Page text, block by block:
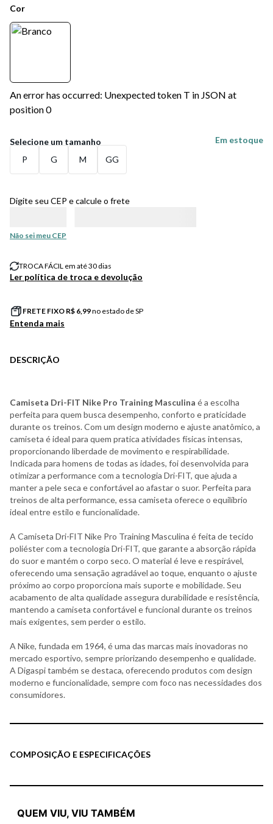
Cor
An error has occurred: Unexpected token T in JSON at
position 0
P G M GG
Em estoque
Digite seu CEP e calcule o frete
Não sei meu CEP
TROCA FÁCIL em até 30 dias
Ler política de troca e devolução
FRETE FIXO R$ 6,99no estado de SP
Entenda mais
DESCRIÇÃO
Camiseta Dri-FIT Nike Pro Training Masculina é a escolha
perfeita para quem busca desempenho, conforto e praticidade
durante os treinos. Com um design moderno e ajuste anatômico, a
camiseta é ideal para quem pratica atividades físicas intensas,
proporcionando liberdade de movimento e respirabilidade.
Indicada para homens de todas as idades, foi desenvolvida para
otimizar a performance com a tecnologia Dri-FIT, que ajuda a
manter a pele seca e confortável ao afastar o suor. Perfeita para
treinos de alta performance, essa camiseta oferece o equilíbrio
ideal entre estilo e funcionalidade.
A Camiseta Dri-FIT Nike Pro Training Masculina é feita de tecido
poliéster com a tecnologia Dri-FIT, que garante a absorção rápida
do suor e mantém o corpo seco. O material é leve e respirável,
oferecendo uma sensação agradável ao toque, enquanto o ajuste
próximo ao corpo proporciona mais suporte e mobilidade. Seu
acabamento de alta qualidade assegura durabilidade e resistência,
mantendo a camiseta confortável e funcional durante os treinos
mais exigentes, sem perder o estilo.
A Nike, fundada em 1964, é uma das marcas mais inovadoras no
mercado esportivo, sempre priorizando desempenho e qualidade.
A Digaspi também se destaca, oferecendo produtos com design
moderno e funcionalidade, sempre com foco nas necessidades dos
consumidores.
COMPOSIÇÃO E ESPECIFICAÇÕES
QUEM VIU, VIU TAMBÉM